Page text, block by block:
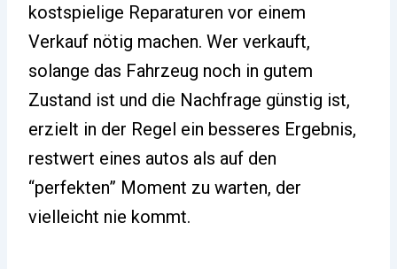
kostspielige Reparaturen vor einem
Verkauf nötig machen. Wer verkauft,
solange das Fahrzeug noch in gutem
Zustand ist und die Nachfrage günstig ist,
erzielt in der Regel ein besseres Ergebnis,
restwert eines autos als auf den
“perfekten” Moment zu warten, der
vielleicht nie kommt.